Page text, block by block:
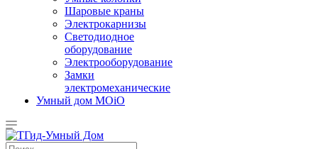
Шаровые краны
Электрокарнизы
Светодиодное
оборудование
Электрооборудование
Замки
электромеханические
Умный дом MOiO